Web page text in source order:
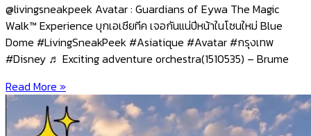
@livingsneakpeek Avatar : Guardians of Eywa The Magic
Walk™ Experience บุกเอเชียทีค เจอกันแน่ปีหน้าในโซนใหม่ Blue
Dome #LivingSneakPeek #Asiatique #Avatar #กรุงเทพ
#Disney ♬ Exciting adventure orchestra(1510535) – Brume
Read More »